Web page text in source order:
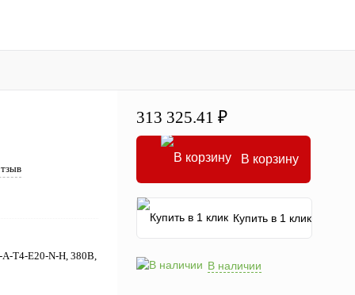
A-T4-E20-N-H, 380В,
313 325.41 ₽
В корзину
Купить в 1 клик
В наличии